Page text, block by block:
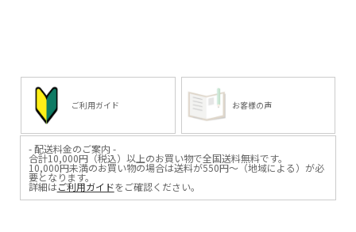
ご利用ガイド お客様の声
- 配送料金のご案内 -
合計10,000円（税込）以上のお買い物で全国送料無料です。
10,000円未満のお買い物の場合は送料が550円～（地域による）が必
要となります。
詳細はご利用ガイドをご確認ください。